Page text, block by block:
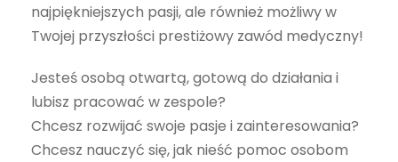
najpiękniejszych pasji, ale również możliwy w
Twojej przyszłości prestiżowy zawód medyczny!
Jesteś osobą otwartą, gotową do działania i
lubisz pracować w zespole?
Chcesz rozwijać swoje pasje i zainteresowania?
Chcesz nauczyć się, jak nieść pomoc osobom